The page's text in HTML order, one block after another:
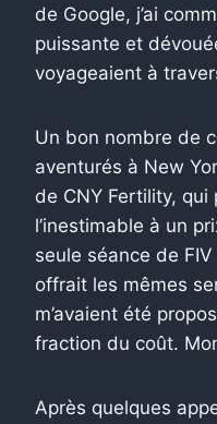
de Google, j’ai
puissante et
voyageaient à
Un bon nombre de
aventurés à New
de CNY Fertility, qui
l’inestimable à un
seule séance de
offrait les mêmes
m’avaient été
fraction du coût.
Après quelques